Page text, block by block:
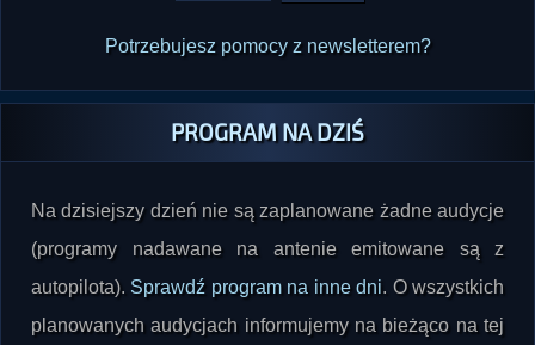
PROGRAM NA DZIŚ
Na dzisiejszy dzień nie są zaplanowane żadne audycje
(programy nadawane na antenie emitowane są z
autopilota).
Sprawdź program na inne dni. O wszystkich
planowanych audycjach informujemy na bieżąco na tej
stronie oraz na naszych profilach społecznościowych.